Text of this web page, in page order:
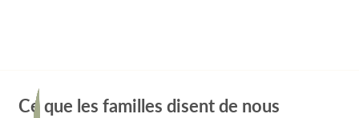
Ce que les familles disent de nous